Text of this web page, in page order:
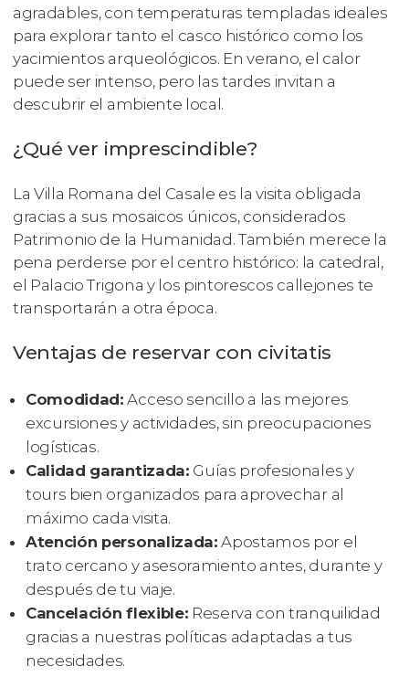
agradables, con temperaturas templadas ideales
para explorar tanto el casco histórico como los
yacimientos arqueológicos. En verano, el calor
puede ser intenso, pero las tardes invitan a
descubrir el ambiente local.
¿Qué ver imprescindible?
La Villa Romana del Casale es la visita obligada
gracias a sus mosaicos únicos, considerados
Patrimonio de la Humanidad. También merece la
pena perderse por el centro histórico: la catedral,
el Palacio Trigona y los pintorescos callejones te
transportarán a otra época.
Ventajas de reservar con civitatis
Comodidad: Acceso sencillo a las mejores
excursiones y actividades, sin preocupaciones
logísticas.
Calidad garantizada: Guías profesionales y
tours bien organizados para aprovechar al
máximo cada visita.
Atención personalizada: Apostamos por el
trato cercano y asesoramiento antes, durante y
después de tu viaje.
Cancelación flexible: Reserva con tranquilidad
gracias a nuestras políticas adaptadas a tus
necesidades.